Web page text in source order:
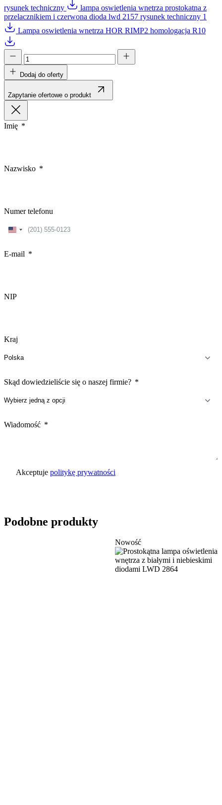
rysunek techniczny
lampa oswietlenia wnetrza prostokatna z
przelacznikiem i czerwona dioda lwd 2157 rysunek techniczny 1
Lampa oswietlenia wnetrza HOR RIMP2 homologacja R10
Dodaj do oferty
Zapytanie ofertowe o produkt
Imię
Nazwisko
Numer telefonu
United
E-mail
NIP
Kraj
Skąd dowiedzieliście się o naszej firmie?
Wiadomość
Akceptuje politykę prywatności
Podobne produkty
Nowość